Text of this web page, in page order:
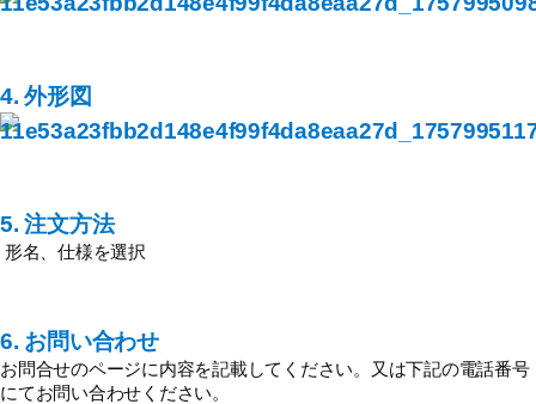
4. 外形図
5. 注文方法
形名、仕様を選択
6. お問い合わせ
お問合せのページに内容を記載してください。又は下記の電話番号
にてお問い合わせください。